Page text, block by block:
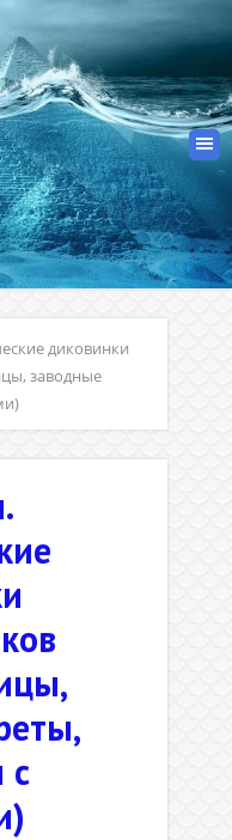
диковинки
заводные
с